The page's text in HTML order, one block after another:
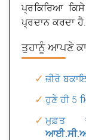
ਪ੍ਰਕਿਰਿਆ
ਪ੍ਰਦਾਨ ਕਰਦਾ ਹੈ.
ਤੁਹਾਨੂੰ ਆਪਣੇ
ਜ਼ੀਰੋ
ਹੁਣੇ ਹੀ 5
ਮੁਫ਼ਤ